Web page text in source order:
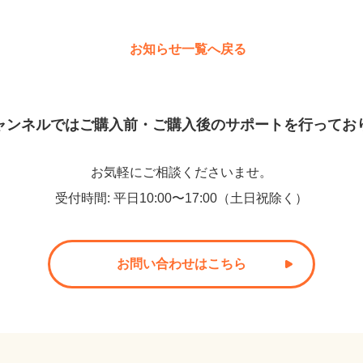
お知らせ一覧へ戻る
ンネルではご購入前・ご購入後のサポートを行ってお
お気軽にご相談くださいませ。
受付時間: 平日10:00〜17:00（土日祝除く）
お問い合わせはこちら